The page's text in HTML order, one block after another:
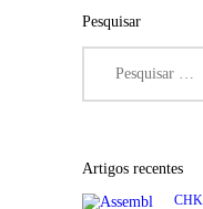
Pesquisar
Artigos recentes
CHK